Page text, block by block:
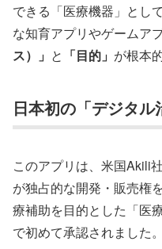
できる「医療機器」とし
な知育アプリやゲームア
ス）」 と 「目的」 が根本
日本初の「デジタル
このアプリは、米国Akili
が独占的な開発・販売権
療補助を目的とした「医
で初めて承認されました。